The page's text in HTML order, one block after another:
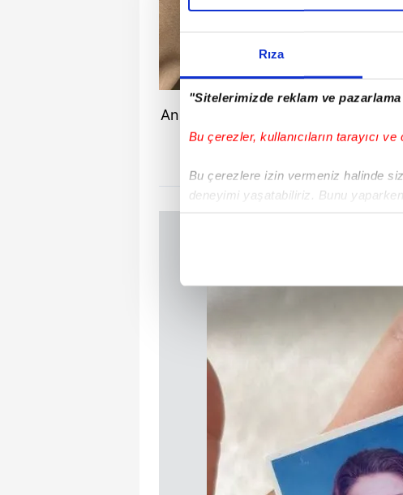
Rıza
"Sitelerimizde reklam ve
Bu çerezler, kullanıcıların tarayıcı ve
Bu çerezlere izin vermeniz halinde
deneyimi yaşatabiliriz. Bunu
içerikleri sunabilmek adına
Sizlere daha iyi bir hizmet
çerezler vasıtasıyla çeşitli kişisel
amacıyla kullanılmaktadır. Diğer
reklam/pazarlama faaliyetlerinin
Çerezlere ilişkin tercihlerinizi
butonuna tıklayabilir,
Çerez
6698 sayılı Kişisel Verilerin
mevzuata uygun olarak kullanılan
Annesine olan özlemini sık sık dile
Aylin Erçel'in doğum